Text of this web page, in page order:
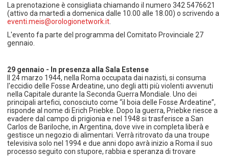
La prenotazione è consigliata chiamando il numero 342 5476621
(attivo da martedì a domenica dalle 10.00 alle 18.00) o scrivendo a
eventi.meis@orologionetwork.it
L'evento fa parte del programma del Comitato Provinciale 27
gennaio.
29 gennaio - In presenza alla Sala Estense
Il 24 marzo 1944, nella Roma occupata dai nazisti, si consuma
l'eccidio delle Fosse Ardeatine, uno degli atti più violenti avvenuti
nella Capitale durante la Seconda Guerra Mondiale. Uno dei
principali artefici, conosciuto come “il boia delle Fosse Ardeatine”,
risponde al nome di Erich Priebke. Dopo la guerra, Priebke riesce a
evadere dal campo di prigionia e nel 1948 si trasferisce a San
Carlos de Bariloche, in Argentina, dove vive in completa liberà e
gestisce un negozio di alimentari. Verrà ritrovato da una troupe
televisiva solo nel 1994 e due anni dopo avrà inizio a Roma il suo
processo seguito con stupore, rabbia e speranza di trovare